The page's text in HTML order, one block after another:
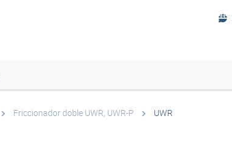
Friccionador doble UWR, UWR-P UWR